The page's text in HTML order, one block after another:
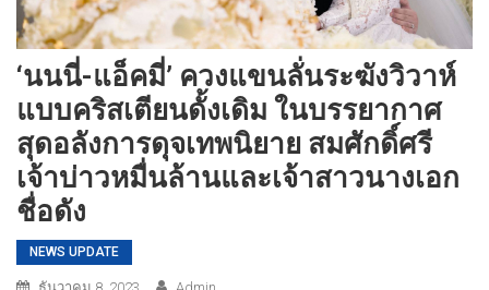
‘นนนี่-แอ็คมี่’ ควงแขนลั่นระฆังวิวาห์
แบบคริสเตียนดั้งเดิม ในบรรยากาศ
สุดอลังการดุจเทพนิยาย สมศักดิ์ศรี
เจ้าบ่าวหมื่นล้านและเจ้าสาวนางเอก
ชื่อดัง
NEWS UPDATE